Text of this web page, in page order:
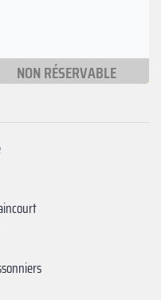
NON RÉSERVABLE